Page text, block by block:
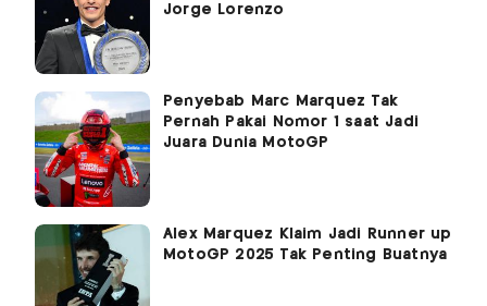
Jorge Lorenzo
Penyebab Marc Marquez Tak
Pernah Pakai Nomor 1 saat Jadi
Juara Dunia MotoGP
Alex Marquez Klaim Jadi Runner up
MotoGP 2025 Tak Penting Buatnya